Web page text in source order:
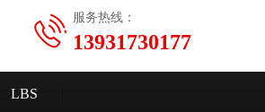
服务热线：
13931730177
LBS